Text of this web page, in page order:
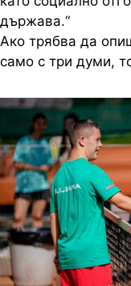
държава.“
Ако трябва да
само с три думи,